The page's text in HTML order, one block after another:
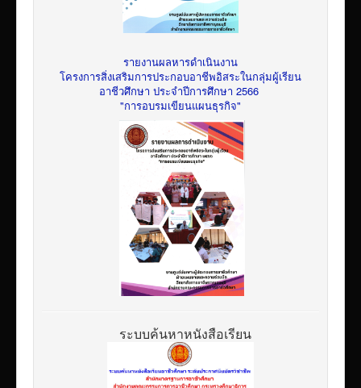
รายงานผลหารดำเนินงาน
โครงการสิ่งเสริมการประกอบอาชีพอิสระในกลุ่มผู้เรียน
อาชีวศึกษา ประจำปีการศึกษา 2566
"การอบรมเขียนแผนธุรกิจ"
ระบบค้นหาหนังสือเรียน